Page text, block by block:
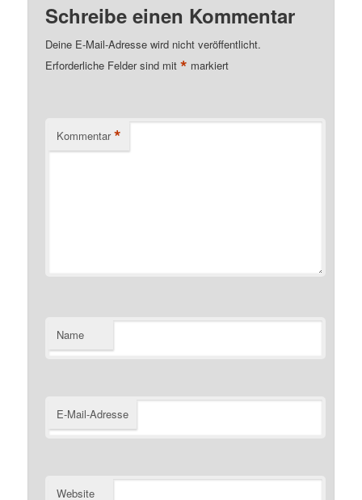
Schreibe einen Kommentar
Deine E-Mail-Adresse wird nicht veröffentlicht.
Erforderliche Felder sind mit* markiert
Kommentar *
Name
E-Mail-Adresse
Website